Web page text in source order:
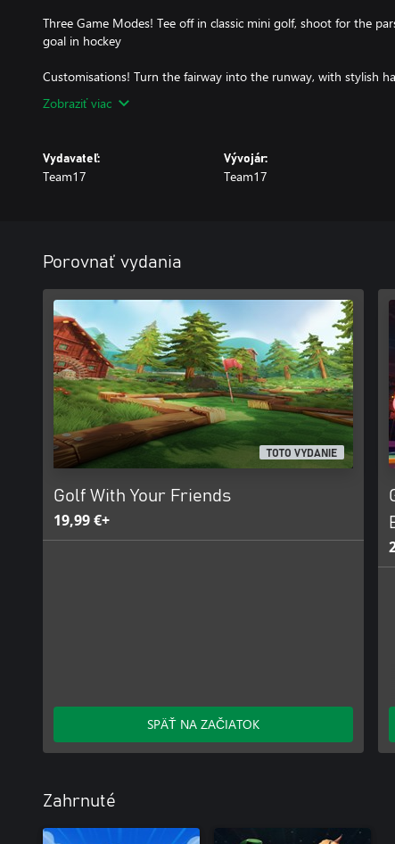
Three Game Modes! Tee off in classic mini golf, shoot for the
goal in hockey
Customisations! Turn the fairway into the runway, with stylish
Zobraziť viac
Vydavateľ:
Team17
Vývojár:
Team17
Porovnať vydania
TOTO VYDANIE
Golf With Your Friends
19,99 €+
SPÄŤ NA ZAČIATOK
Zahrnuté